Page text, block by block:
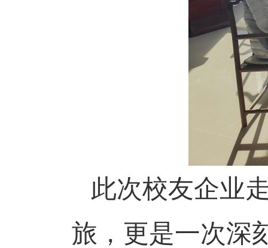
此次校友企业
旅，更是一次深